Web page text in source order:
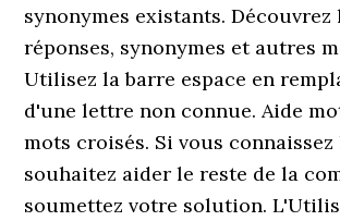
synonymes existants. Découvrez
réponses, synonymes et autres
Utilisez la barre espace en
d'une lettre non connue. Aide
mots croisés. Si vous
souhaitez aider le reste de la
soumettez votre solution.